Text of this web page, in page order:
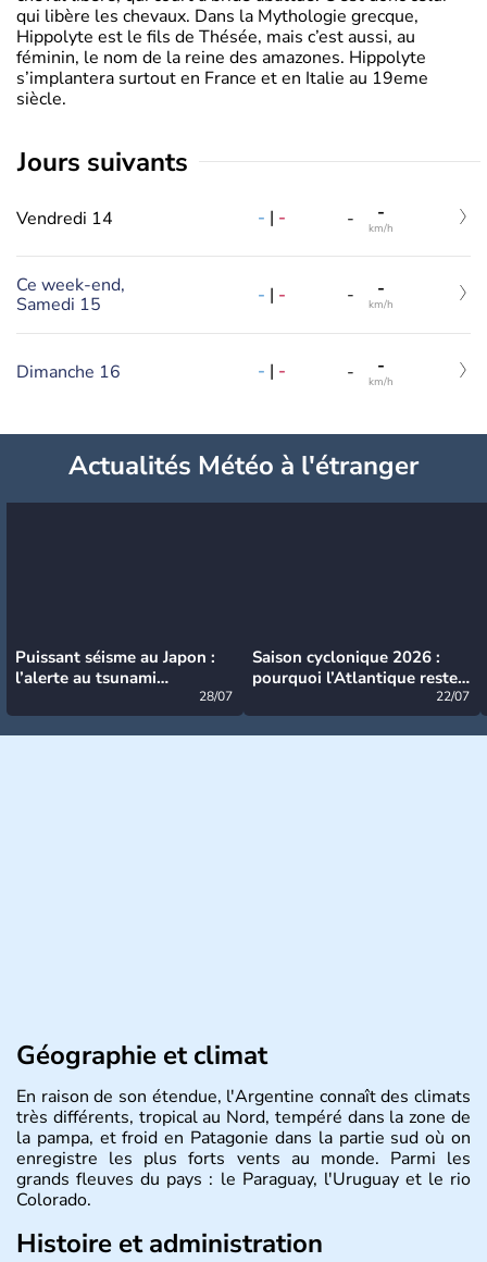
qui libère les chevaux. Dans la Mythologie grecque,
Hippolyte est le fils de Thésée, mais c’est aussi, au
féminin, le nom de la reine des amazones. Hippolyte
s’implantera surtout en France et en Italie au 19eme
siècle.
jours suivants
Vendredi 14 - | - - -
km/h
Ce week-end,
Samedi 15
- | - - -
km/h
Dimanche 16 - | - - -
km/h
Actualités Météo à l'étranger
Puissant séisme au Japon :
l’alerte au tsunami
28/07
Saison cyclonique 2026 :
pourquoi l’Atlantique reste
22/07
Géographie et climat
En raison de son étendue, l'Argentine connaît des climats
très différents, tropical au Nord, tempéré dans la zone de
la pampa, et froid en Patagonie dans la partie sud où on
enregistre les plus forts vents au monde. Parmi les
grands fleuves du pays : le Paraguay, l'Uruguay et le rio
Colorado.
Histoire et administration